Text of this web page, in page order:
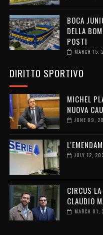
BOCA
DELLA
POSTI
MARCH 15,
DIRITTO SPORTIVO
MICHEL
NUOVA
JUNE 09,
JULY 12,
CIRCUS
CLAUDIO
MARCH 01,